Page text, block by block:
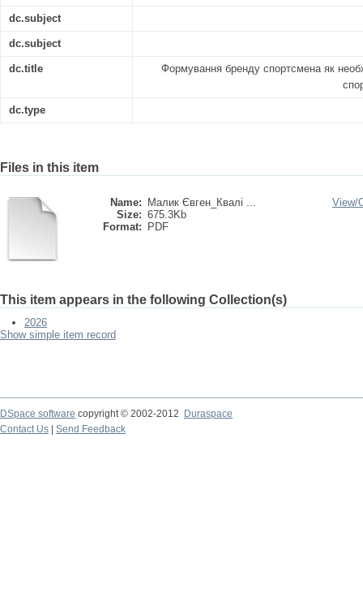
dc.subject
dc.subject
dc.title
Формування бренду спортсмена як
dc.type
Files in this item
Name:
Малик Євген_Квалі ...
Size: 675.3Kb
Format:
PDF
View/
This item appears in the following Collection(s)
2026
Show simple item record
DSpace software copyright © 2002-2012
Duraspace
Contact Us
Send Feedback